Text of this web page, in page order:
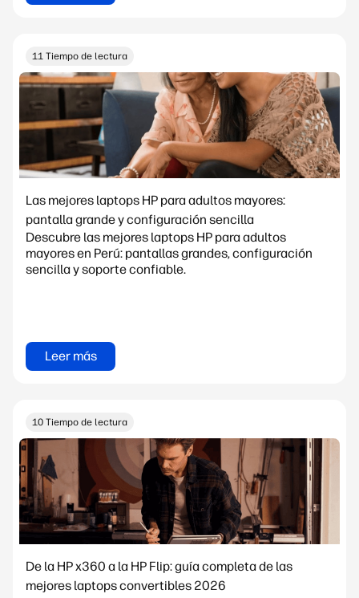
11 Tiempo de lectura
Las mejores laptops HP para adultos mayores:
pantalla grande y configuración sencilla
Descubre las mejores laptops HP para adultos
mayores en Perú: pantallas grandes, configuración
sencilla y soporte confiable.
Leer más
10 Tiempo de lectura
De la HP x360 a la HP Flip: guía completa de las
mejores laptops convertibles 2026